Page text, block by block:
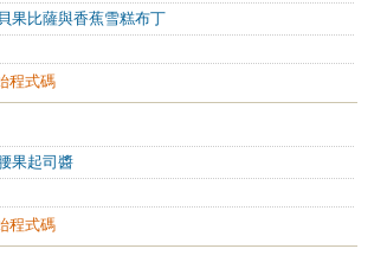
果比薩與香蕉雪糕布丁
程式碼
果起司醬
程式碼